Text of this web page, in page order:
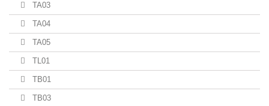
TA03
TA04
TA05
TL01
TB01
TB03